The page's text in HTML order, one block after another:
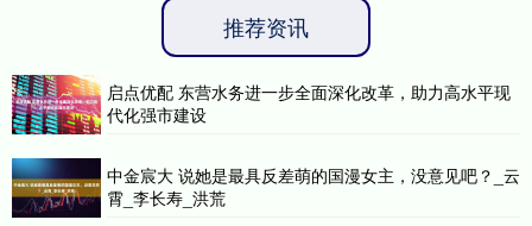
推荐资讯
启点优配 东营水务进一步全面深化改革，助力高水平现
代化强市建设
中金宸大 说她是最具反差萌的国漫女主，没意见吧？_云
霄_李长寿_洪荒